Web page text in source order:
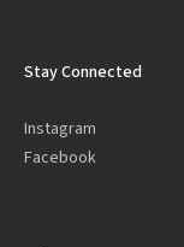
Stay Connected
Instagram
Facebook